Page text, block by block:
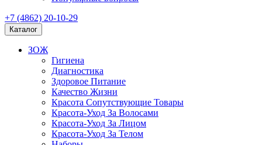
+7 (4862) 20-10-29
Каталог
ЗОЖ
Гигиена
Диагностика
Здоровое Питание
Качество Жизни
Красота Сопутствующие Товары
Красота-Уход За Волосами
Красота-Уход За Лицом
Красота-Уход За Телом